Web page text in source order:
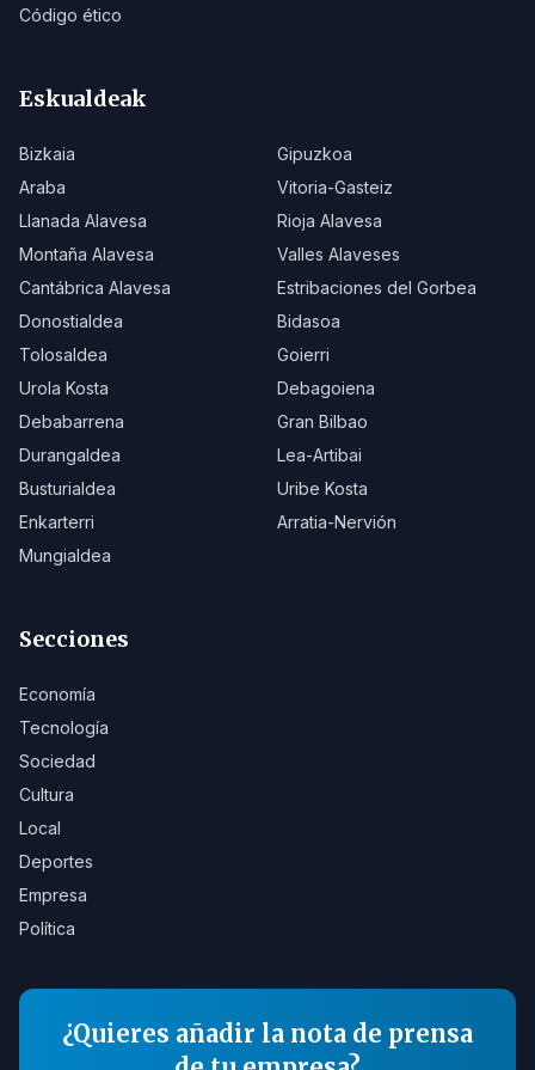
Código ético
Eskualdeak
Bizkaia
Gipuzkoa
Araba
Vitoria-Gasteiz
Llanada Alavesa
Rioja Alavesa
Montaña Alavesa
Valles Alaveses
Cantábrica Alavesa
Estribaciones del Gorbea
Donostialdea
Bidasoa
Tolosaldea
Goierri
Urola Kosta
Debagoiena
Debabarrena
Gran Bilbao
Durangaldea
Lea-Artibai
Busturialdea
Uribe Kosta
Enkarterri
Arratia-Nervión
Mungialdea
Secciones
Economía
Tecnología
Sociedad
Cultura
Local
Deportes
Empresa
Política
¿Quieres añadir la nota de prensa